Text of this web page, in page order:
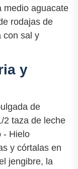
medio aguacate
rodajas de
con sal y
y
de
2 taza de leche
- Hielo
y córtalas en
jengibre, la